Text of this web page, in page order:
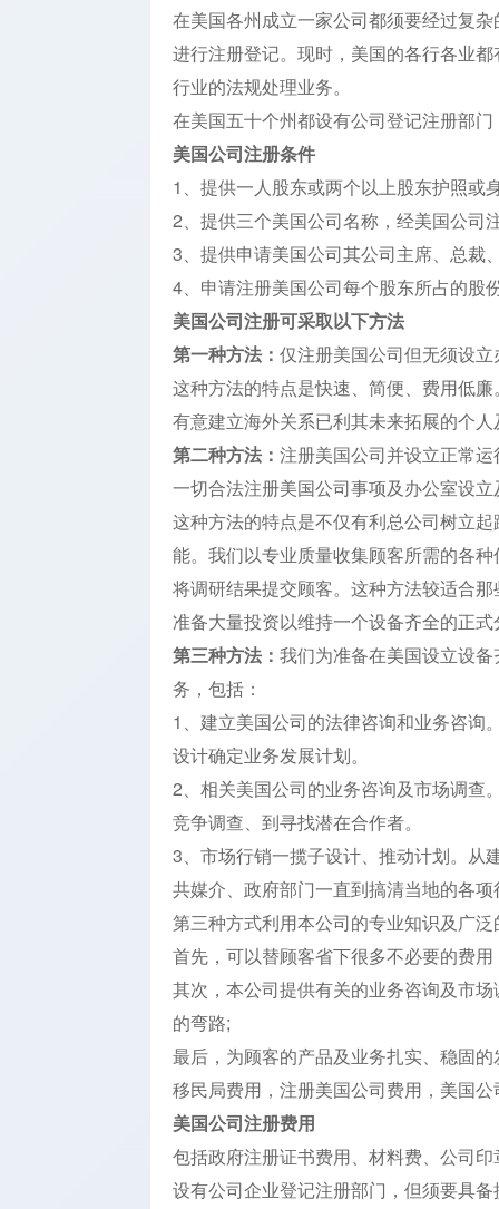
在美国各州成立一家公司都须要经过复
进行注册登记。现时，美国的各行各业
行业的法规处理业务。
在美国五十个州都设有公司登记注册部
美国公司注册条件
1、提供一人股东或两个以上股东护照
2、提供三个美国公司名称，经美国公司
3、提供申请美国公司其公司主席、总裁
4、申请注册美国公司每个股东所占的股
美国公司注册可采取以下方法
第一种方法： 仅注册美国公司但无须设
这种方法的特点是快速、简便、费用低
有意建立海外关系已利其未来拓展的个
第二种方法： 注册美国公司并设立正常
一切合法注册美国公司事项及办公室设
这种方法的特点是不仅有利总公司树立
能。我们以专业质量收集顾客所需的各
将调研结果提交顾客。这种方法较适合
准备大量投资以维持一个设备齐全的正
第三种方法： 我们为准备在美国设立设
务，包括：
1、建立美国公司的法律咨询和业务咨询
设计确定业务发展计划。
2、相关美国公司的业务咨询及市场调查
竞争调查、到寻找潜在合作者。
3、市场行销一揽子设计、推动计划。从
共媒介、政府部门一直到搞清当地的各
第三种方式利用本公司的专业知识及广
首先，可以替顾客省下很多不必要的费
其次，本公司提供有关的业务咨询及市
的弯路;
最后，为顾客的产品及业务扎实、稳固
移民局费用，注册美国公司费用，美国
美国公司注册费用
包括政府注册证书费用、材料费、公司
设有公司企业登记注册部门，但须要具